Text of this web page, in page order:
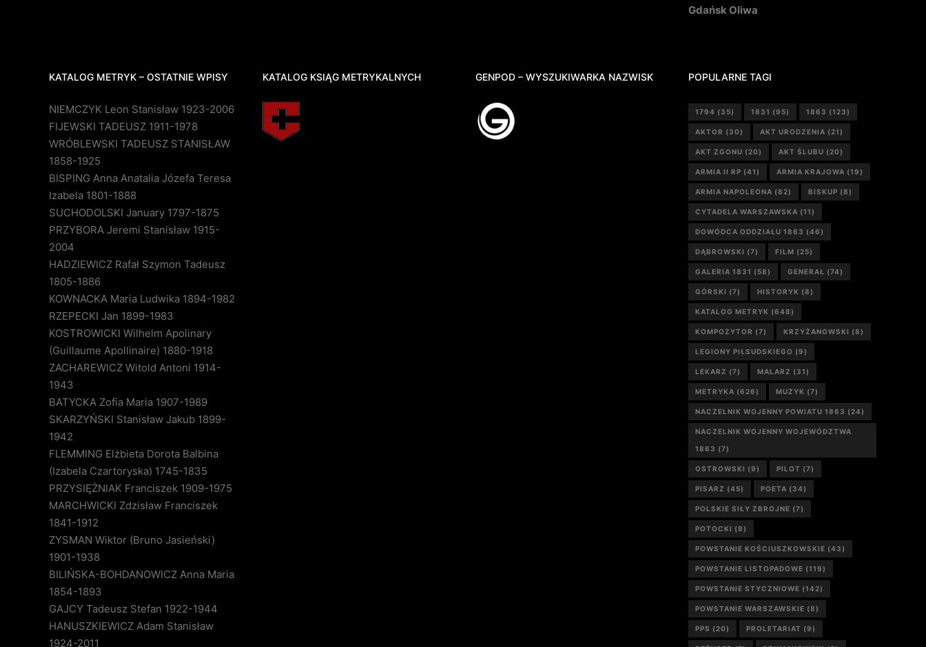
Gdańsk Oliwa
KATALOG METRYK – OSTATNIE WPISY
NIEMCZYK Leon Stanisław 1923-2006
FIJEWSKI TADEUSZ 1911-1978
WRÓBLEWSKI TADEUSZ STANISŁAW
1858-1925
BISPING Anna Anatalia Józefa Teresa
Izabela 1801-1888
SUCHODOLSKI January 1797-1875
PRZYBORA Jeremi Stanisław 1915-
2004
HADZIEWICZ Rafał Szymon Tadeusz
1805-1886
KOWNACKA Maria Ludwika 1894-1982
RZEPECKI Jan 1899-1983
KOSTROWICKI Wilhelm Apolinary
(Guillaume Apollinaire) 1880-1918
ZACHAREWICZ Witold Antoni 1914-
1943
BATYCKA Zofia Maria 1907-1989
SKARZYŃSKI Stanisław Jakub 1899-
1942
FLEMMING Elżbieta Dorota Balbina
(Izabela Czartoryska) 1745-1835
PRZYSIĘŻNIAK Franciszek 1909-1975
MARCHWICKI Zdzisław Franciszek
1841-1912
ZYSMAN Wiktor (Bruno Jasieński)
1901-1938
BILIŃSKA-BOHDANOWICZ Anna Maria
1854-1893
GAJCY Tadeusz Stefan 1922-1944
HANUSZKIEWICZ Adam Stanisław
1924-2011
KATALOG KSIĄG METRYKALNYCH GENPOD – WYSZUKIWARKA NAZWISK POPULARNE TAGI
1794 (35) 1831 (95) 1863 (123)
AKTOR (30) AKT URODZENIA (21)
AKT ZGONU (20) AKT ŚLUBU (20)
ARMIA II RP (41) ARMIA KRAJOWA (19)
ARMIA NAPOLEONA (82) BISKUP (8)
CYTADELA WARSZAWSKA (11)
DOWÓDCA ODDZIAŁU 1863 (46)
DĄBROWSKI (7) FILM (25)
GALERIA 1831 (58) GENERAŁ (74)
GÓRSKI (7) HISTORYK (8)
KATALOG METRYK (648)
KOMPOZYTOR (7) KRZYŻANOWSKI (8)
LEGIONY PIŁSUDSKIEGO (9)
LEKARZ (7) MALARZ (31)
METRYKA (626) MUZYK (7)
NACZELNIK WOJENNY POWIATU 1863 (24)
NACZELNIK WOJENNY WOJEWÓDZTWA
1863 (7)
OSTROWSKI (9) PILOT (7)
PISARZ (45) POETA (34)
POLSKIE SIŁY ZBROJNE (7)
POTOCKI (8)
POWSTANIE KOŚCIUSZKOWSKIE (43)
POWSTANIE LISTOPADOWE (119)
POWSTANIE STYCZNIOWE (142)
POWSTANIE WARSZAWSKIE (8)
PPS (20) PROLETARIAT (9)